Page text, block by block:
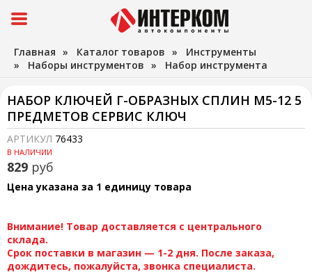
Главная » Каталог товаров » Инструменты
» Наборы инструментов » Набор инструмента
НАБОР КЛЮЧЕЙ Г-ОБРАЗНЫХ СПЛИН М5-12 5
ПРЕДМЕТОВ СЕРВИС КЛЮЧ
АРТИКУЛ 76433
В НАЛИЧИИ
829 руб
Цена указана за 1 единицу товара
Внимание! Товар доставляется с центрального
склада.
Срок поставки в магазин — 1-2 дня. После заказа,
дождитесь, пожалуйста, звонка специалиста.